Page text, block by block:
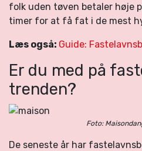
folk uden tøven betaler høje
timer for at få fat i de mest
Læs også: Guide:
Er du med på
trenden?
Foto:
De seneste år har